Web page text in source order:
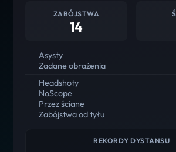
ZABÓJSTWA
14
Asysty
Zadane obrażenia
Headshoty
NoScope
Przez ściane
Zabójstwa od tyłu
REKORDY DYSTANSU